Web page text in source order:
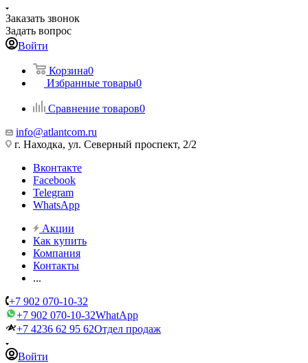
Заказать звонок
Задать вопрос
Войти
Корзина0
Избранные товары0
Сравнение товаров0
info@atlantcom.ru
г. Находка, ул. Северный проспект, 2/2
Вконтакте
Facebook
Telegram
WhatsApp
Акции
Как купить
Компания
Контакты
...
+7 902 070-10-32
+7 902 070-10-32WhatApp
+7 4236 62 95 62Отдел продаж
Войти